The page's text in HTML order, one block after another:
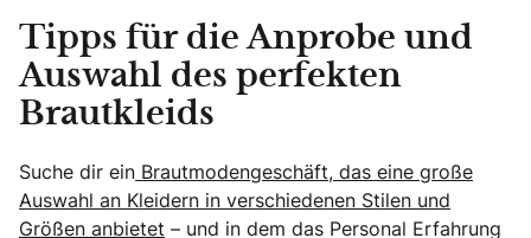
Tipps für die Anprobe und
Auswahl des perfekten
Brautkleids
Suche dir ein Brautmodengeschäft, das eine große
Auswahl an Kleidern in verschiedenen Stilen und
Größen anbietet – und in dem das Personal Erfahrung